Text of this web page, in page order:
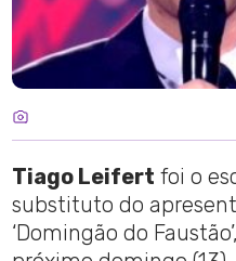
Tiago Leifert foi o
substituto do
‘Domingão do